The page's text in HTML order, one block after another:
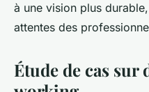
à une vision plus
attentes des
Étude de cas sur